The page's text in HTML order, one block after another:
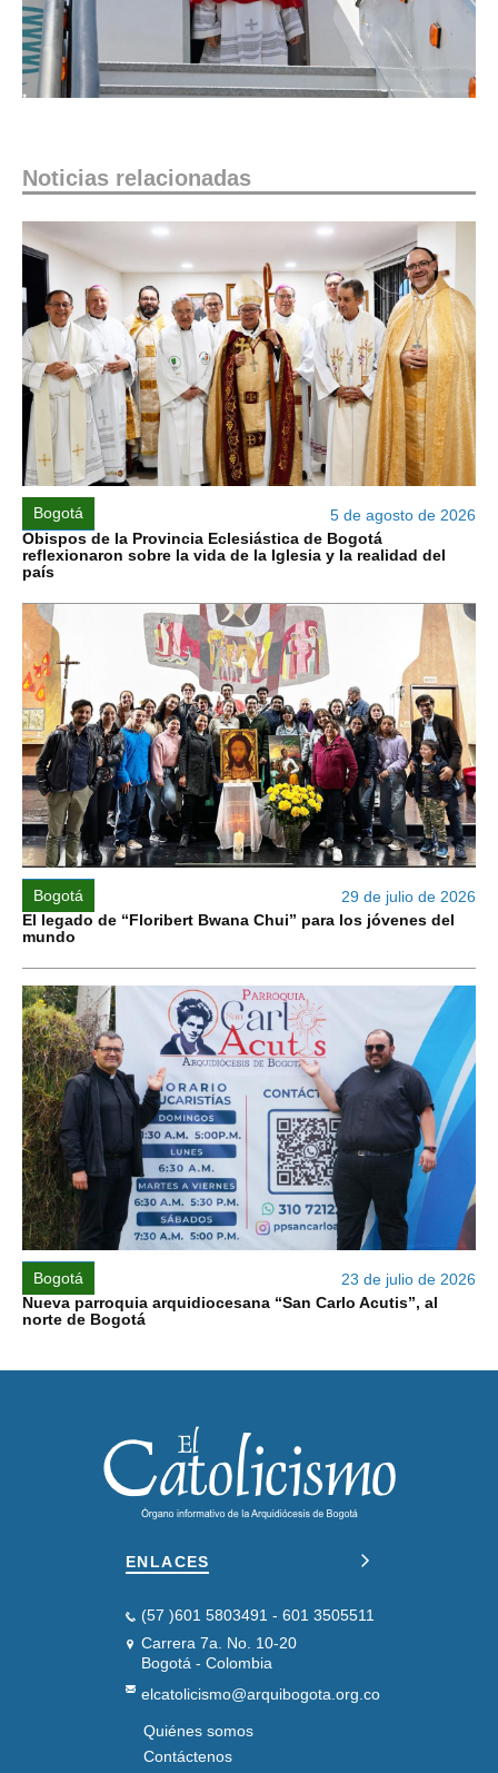
Noticias relacionadas
Bogotá
5 de agosto de 2026
Obispos de la Provincia Eclesiástica de Bogotá
reflexionaron sobre la vida de la Iglesia y la realidad del
país
Bogotá
29 de julio de 2026
El legado de “Floribert Bwana Chui” para los jóvenes del
mundo
Bogotá
23 de julio de 2026
Nueva parroquia arquidiocesana “San Carlo Acutis”, al
norte de Bogotá
ENLACES
(57 )601 5803491 - 601 3505511
Carrera 7a. No. 10-20
Bogotá - Colombia
elcatolicismo@arquibogota.org.co
PIE
DE
Quiénes somos
Contáctenos